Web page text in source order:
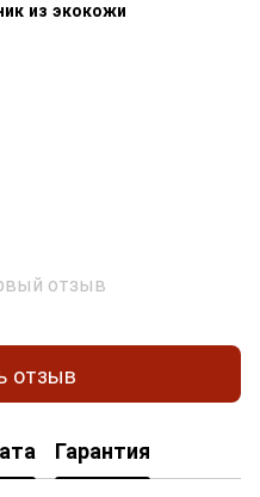
отзыв
отзыв
Гарантия